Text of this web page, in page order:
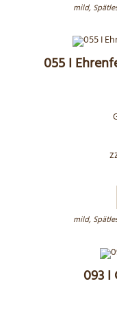
mild,
055 I
mild,
093 I